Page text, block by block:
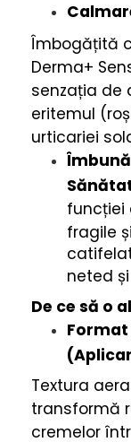
Îmbogățită
Derma+
senzația de
eritemul
urticariei
funcției
fragile
neted
De ce să o
Textura
transformă
cremelor